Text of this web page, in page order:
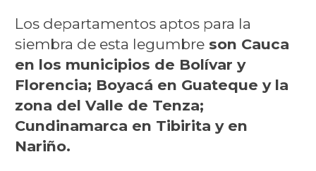
Los departamentos aptos para la
siembra de esta legumbreson Cauca
en los municipios de Bolívar y
Florencia; Boyacá en Guateque y la
zona del Valle de Tenza;
Cundinamarca en Tibirita y en
Nariño.